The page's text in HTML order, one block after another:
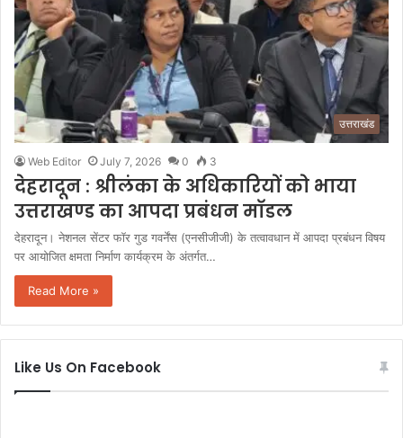
उत्तराखंड
Web Editor July 7, 2026 0 3
देहरादून : श्रीलंका के अधिकारियों को भाया
उत्तराखण्ड का आपदा प्रबंधन माॅडल
देहरादून। नेशनल सेंटर फॉर गुड गवर्नेंस (एनसीजीजी) के तत्वावधान में आपदा प्रबंधन विषय
पर आयोजित क्षमता निर्माण कार्यक्रम के अंतर्गत…
Read More »
Like Us On Facebook